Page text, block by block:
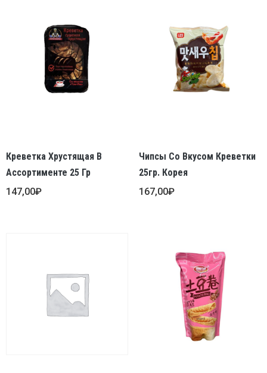
Креветка Хрустящая В
Ассортименте 25 Гр
147,00₽
Чипсы Со Вкусом Креветки
25гр. Корея
167,00₽